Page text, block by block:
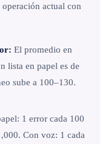
actual con
El promedio en
lista en papel es de
sube a 100–130.
1 error cada 100
Con voz: 1 cada